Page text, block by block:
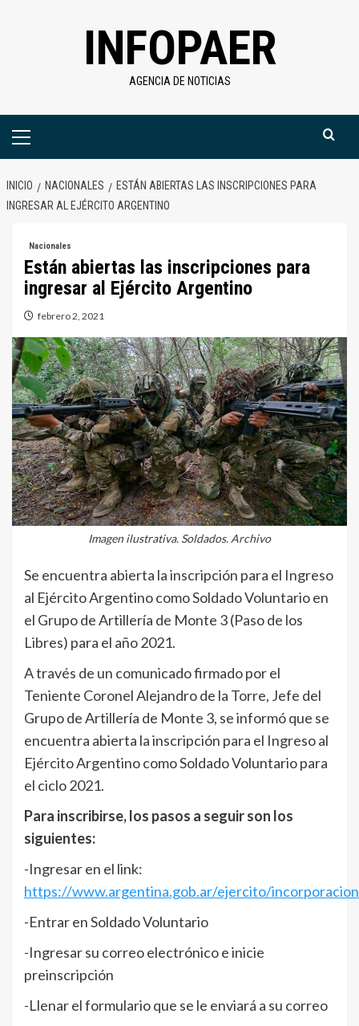
INFOPAER
AGENCIA DE NOTICIAS
Menú
INICIO NACIONALES
ESTÁN ABIERTAS LAS INSCRIPCIONES PARA
INGRESAR AL EJÉRCITO ARGENTINO
Nacionales
Están abiertas las inscripciones para
ingresar al Ejército Argentino
febrero 2, 2021
Imagen ilustrativa. Soldados. Archivo
Se encuentra abierta la inscripción para el Ingreso
al Ejército Argentino como Soldado Voluntario en
el Grupo de Artillería de Monte 3 (Paso de los
Libres) para el año 2021.
A través de un comunicado firmado por el
Teniente Coronel Alejandro de la Torre, Jefe del
Grupo de Artillería de Monte 3, se informó que se
encuentra abierta la inscripción para el Ingreso al
Ejército Argentino como Soldado Voluntario para
el ciclo 2021.
Para inscribirse, los pasos a seguir son los
siguientes:
-Ingresar en el link:
https://www.argentina.gob.ar/ejercito/incorporacion
-Entrar en Soldado Voluntario
-Ingresar su correo electrónico e inicie
preinscripción
-Llenar el formulario que se le enviará a su correo